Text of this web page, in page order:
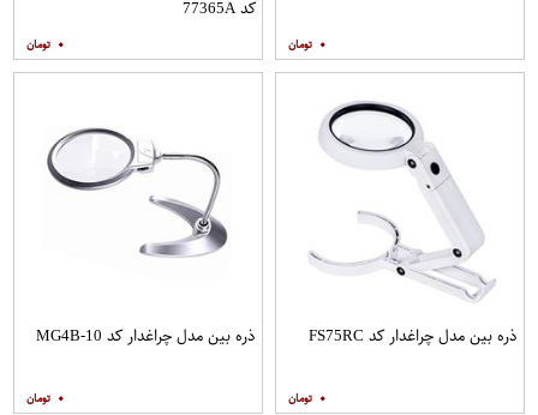
۰
کد 77365A
۰
ذره بین مدل چراغدار کد FS75RC
۰
ذره بین مدل چراغدار کد MG4B-10
۰